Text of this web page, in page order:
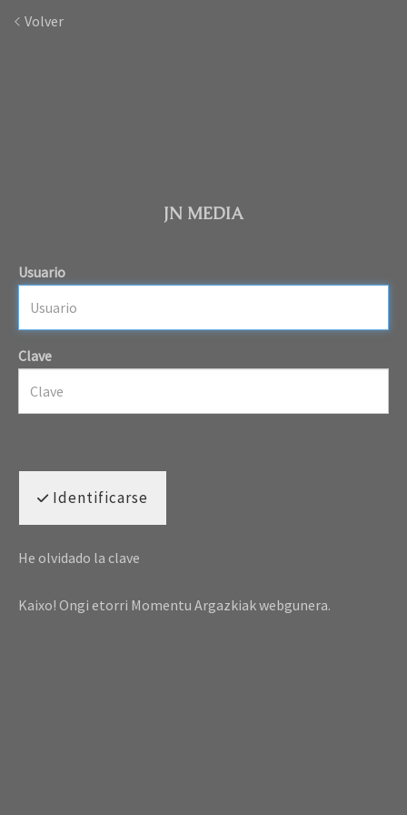
Volver
JN MEDIA
Usuario
Clave
Identificarse
He olvidado la clave
Kaixo! Ongi etorri Momentu Argazkiak webgunera.